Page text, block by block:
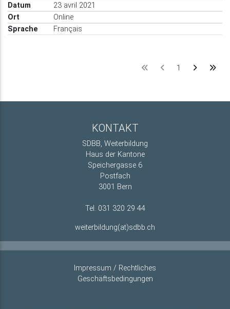
23 avril 2021
Online
Français
1
KONTAKT
SDBB, Weiterbildung
Haus der Kantone
Speichergasse 6
Postfach
3001 Bern
Tel. 031 320 29 44
weiterbildung(at)sdbb.ch
Impressum / Rechtliches
Geschäftsbedingungen